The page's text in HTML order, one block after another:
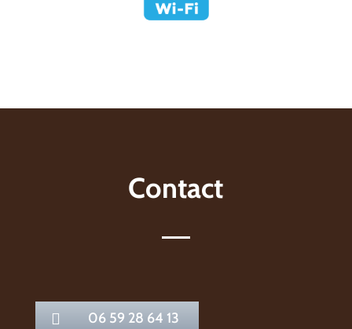
Contact
 06 59 28 64 13